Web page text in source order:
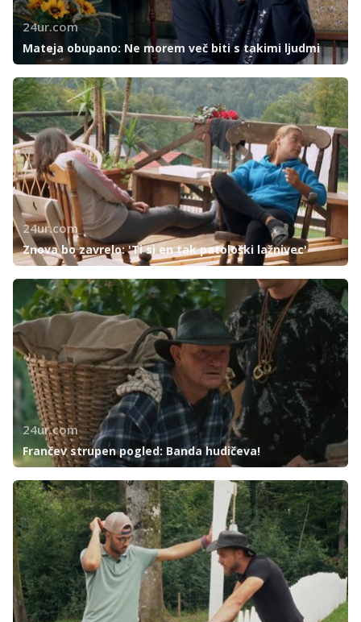
24ur.com
Mateja obupano: Ne morem več biti s takimi ljudmi
24ur.com
Znova bo zavrelo: 'Ti si en tak patološki lažnivec'
24ur.com
Frančev strupen pogled: Banda hudičeva!